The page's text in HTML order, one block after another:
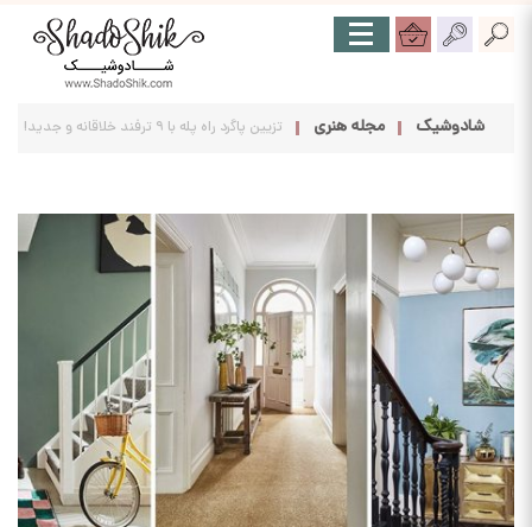
شادوشیک مجله هنری تزیین پاگرد راه پله با ۹ ترفند خلاقانه و جدید!